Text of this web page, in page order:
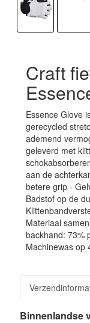
Craft
Essence Glove
gerecycled
ademend
geleverd met
aan de
betere grip -
Badstof op de
Materiaal
backhand: 73%
Machinewas op
Binnenlandse